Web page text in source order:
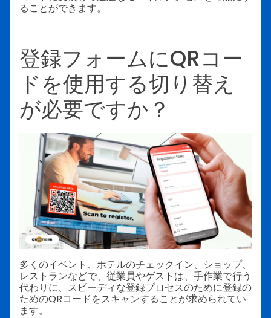
ることができます。
登録フォームにQRコー
ドを使用する切り替え
が必要ですか？
多くのイベント、ホテルのチェックイン、ショップ、
レストランなどで、従業員やゲストは、手作業で行う
代わりに、スピーディな登録プロセスのために登録の
ためのQRコードをスキャンすることが求められてい
ます。